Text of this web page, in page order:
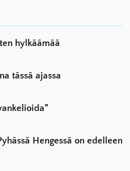
hylkäämää
tässä ajassa
Hengessä on edelleen